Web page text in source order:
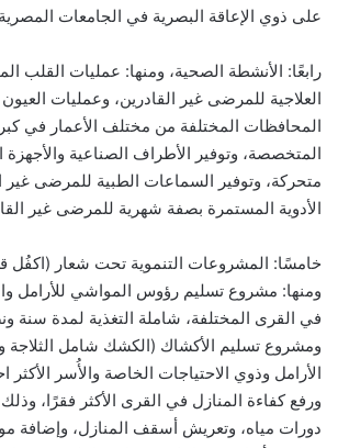
على ذوي الإعاقة البصرية في الجامعات
رابعًا: الأنشطة الصحية، ومنها: عمليات القلب
العلاجية للمرضى غير القادرين، وعمليات
المحافظات المختلفة من مختلف الأعمار في
المتخصصة، وتوفير الأطراف الصناعية
متحركة، وتوفير السماعات الطبية للمرضى غير
الأدوية المستمرة بصفة شهرية للمرضى غير
خامسًا: المشروعات التنموية تحت شعار (اكفُل
ومنها: مشروع تسليم رؤوس المواشي للأرامل
في القرى المختلفة، شاملة التغذية لمدة سنة
ومشروع تسليم الأكشاك (الكشك شامل الثلاجة
الأرامل وذوي الاحتياجات الخاصة والأُسر الأكثر
ورفع كفاءة المنازل في القرى الأكثر فقرًا،
دورات مياه، وتعريش أسقف المنازل، وإضافة